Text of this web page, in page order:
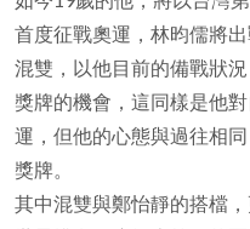
首度征戰奧運，林昀儒將
混雙，以他目前的備戰狀
獎牌的機會，這同樣是他
運，但他的心態與過往相
獎牌。
其中混雙與鄭怡靜的搭檔